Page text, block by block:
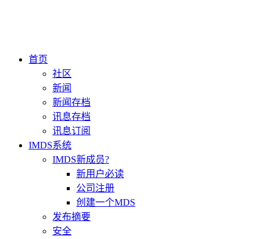
首页
社区
新闻
新闻存档
讯息存档
讯息订阅
IMDS系统
IMDS新成员?
新用户必读
公司注册
创建一个MDS
发布摘要
安全